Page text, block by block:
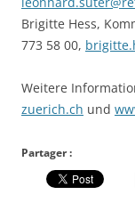
Brigitte Hess,
773 58 00,
Weitere
zuerich.ch und
Partager :